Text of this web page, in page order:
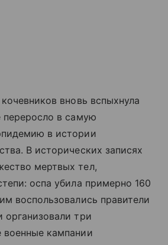
вновь вспыхнула
переросло в самую
в истории
В исторических записях
мертвых тел,
оспа убила примерно 160
воспользовались правители
три
военные кампании